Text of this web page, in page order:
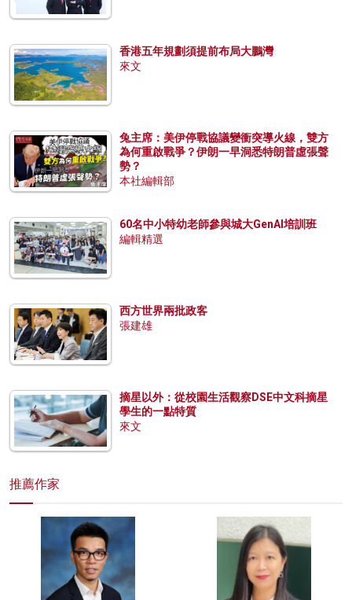
香港五年規劃須提前布局大鵬灣
來文
兔主席：美伊停戰協議變衝突導火線，雙方
為何重啟戰爭？伊朗一早洞悉特朗普虛張聲
勢？
本社編輯部
60名中小特幼老師參與城大GenAI培訓班
編輯精選
西方世界兩批政客
張建雄
摘星以外：從校園生活觀察DSE中文科摘星
學生的一點特質
來文
推薦作家